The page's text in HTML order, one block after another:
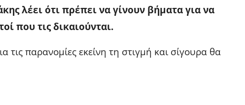
λέει ότι πρέπει να γίνουν βήματα για να
που τις δικαιούνται.
τις παρανομίες εκείνη τη στιγμή και σίγουρα θα